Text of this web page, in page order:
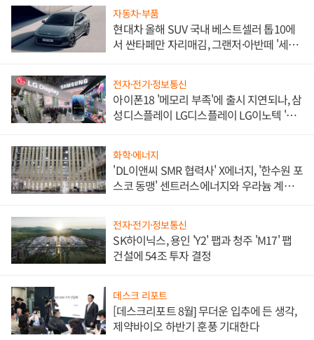
자동차·부품
현대차 올해 SUV 국내 베스트셀러 톱10에
서 싼타페만 자리매김, 그랜저·아반떼 '세단
전자·전기·정보통신
아이폰18 '메모리 부족'에 출시 지연되나, 삼
성디스플레이 LG디스플레이 LG이노텍 '탈
화학·에너지
'DL이앤씨 SMR 협력사' X에너지, '한수원 포
스코 동맹' 센트러스에너지와 우라늄 계약
전자·전기·정보통신
SK하이닉스, 용인 'Y2' 팹과 청주 'M17' 팹
건설에 54조 투자 결정
데스크 리포트
[데스크리포트 8월] 무더운 입추에 든 생각,
제약바이오 하반기 훈풍 기대한다